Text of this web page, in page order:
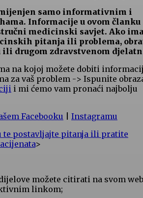
samo informativnim i
Informacije u ovom članku
medicinski savjet. Ako
pitanja ili problema,
ili drugom zdravstvenom
na kojoj možete dobiti
za vaš problem -> Ispunite
i mi ćemo vam pronaći najbolju
Facebooku
Instagramu
te postavljajte pitanja ili pratite
>
možete citirati na svom
linkom;